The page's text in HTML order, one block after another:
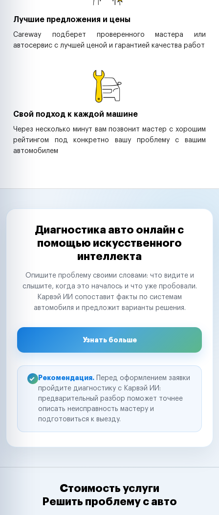
Лучшие предложения и цены
Careway подберет проверенного мастера или
автосервис с лучшей ценой и гарантией качества работ
Свой подход к каждой машине
Через несколько минут вам позвонит мастер с хорошим
рейтингом под конкретно вашу проблему с вашим
автомобилем
Диагностика авто онлайн с
помощью искусственного
интеллекта
Опишите проблему своими словами: что видите и
слышите, когда это началось и что уже пробовали.
Карвэй ИИ сопоставит факты по системам
автомобиля и предложит варианты решения.
Узнать больше
Рекомендация. Перед оформлением заявки
пройдите диагностику с Карвэй ИИ:
предварительный разбор поможет точнее
описать неисправность мастеру и
подготовиться к выезду.
Стоимость услуги
Решить проблему с авто